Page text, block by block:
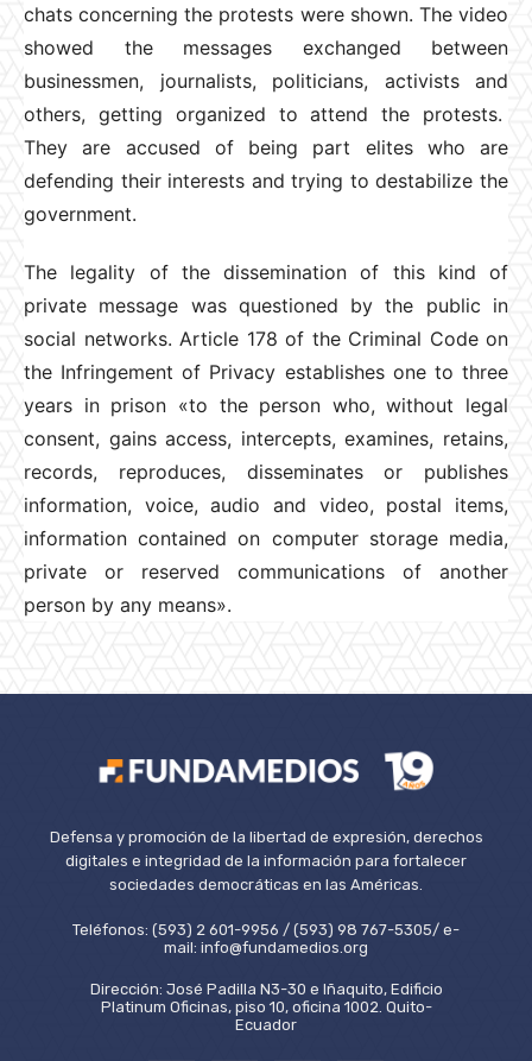
chats concerning the protests were shown. The video
showed the messages exchanged between
businessmen, journalists, politicians, activists and
others, getting organized to attend the protests.
They are accused of being part elites who are
defending their interests and trying to destabilize the
government.
The legality of the dissemination of this kind of
private message was questioned by the public in
social networks. Article 178 of the Criminal Code on
the Infringement of Privacy establishes one to three
years in prison «to the person who, without legal
consent, gains access, intercepts, examines, retains,
records, reproduces, disseminates or publishes
information, voice, audio and video, postal items,
information contained on computer storage media,
private or reserved communications of another
person by any means».
Defensa y promoción de la libertad de expresión, derechos
digitales e integridad de la información para fortalecer
sociedades democráticas en las Américas.
Teléfonos: (593) 2 601-9956 / (593) 98 767-5305/ e-
mail: info@fundamedios.org
Dirección: José Padilla N3-30 e Iñaquito, Edificio
Platinum Oficinas, piso 10, oficina 1002. Quito-
Ecuador